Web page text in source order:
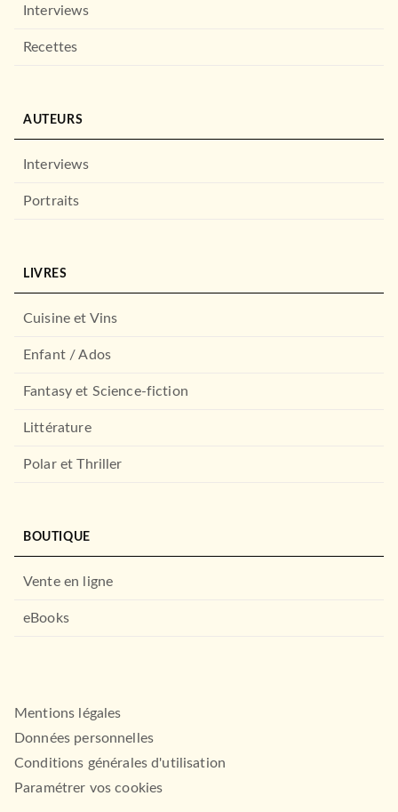
ESSAIS
L'Extrémiste
Interviews
Recettes
AUTEURS
Interviews
Portraits
LIVRES
Cuisine et Vins
Enfant / Ados
Fantasy et Science-fiction
Littérature
Polar et Thriller
BOUTIQUE
Vente en ligne
eBooks
Mentions légales
Données personnelles
Conditions générales d'utilisation
Paramétrer vos cookies